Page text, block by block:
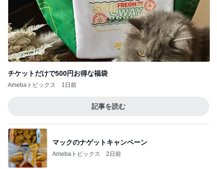
チケットだけで500円お得な福袋
Amebaトピックス 1日前
記事を読む
マックのナゲットキャンペーン
Amebaトピックス 2日前